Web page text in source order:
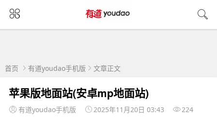
首页 有道youdao手机版 文章正文
苹果版地面站(安卓mp地面站)
有道youdao手机版 2025年11月20日 03:43
224